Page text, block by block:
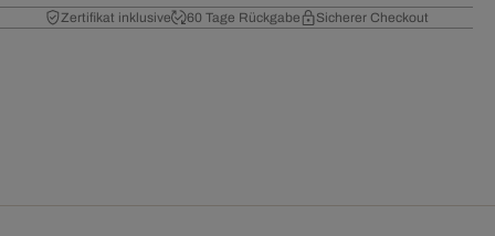
Zertifikat inklusive 60 Tage Rückgabe Sicherer Checkout